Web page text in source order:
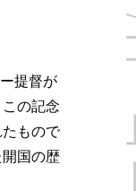
提督が
の記念
もので
国の歴